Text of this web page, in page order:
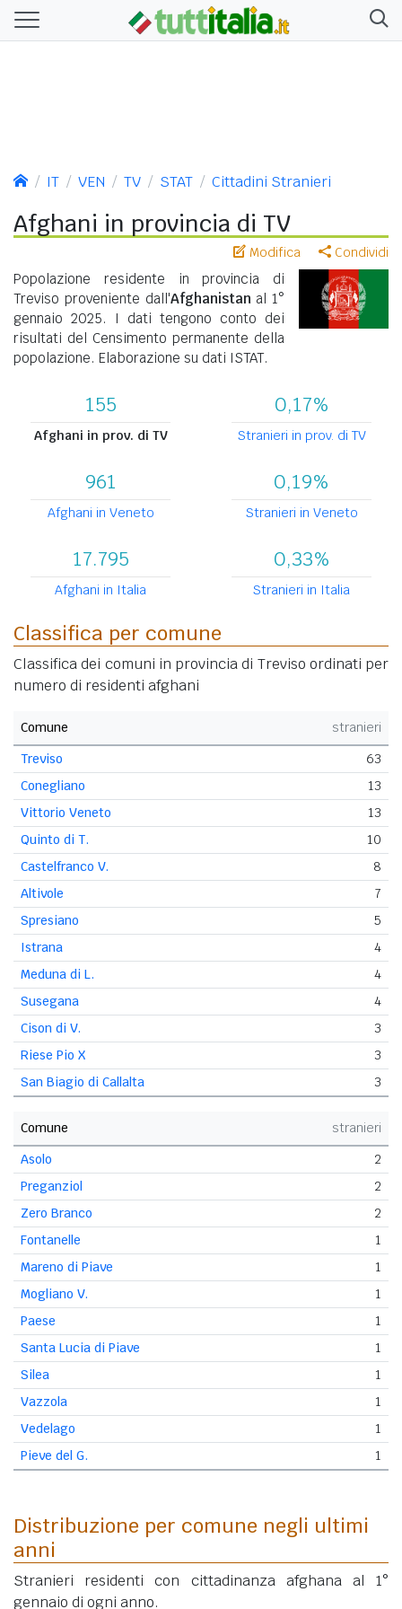
IT VEN TV STAT Cittadini Stranieri
Afghani in provincia di TV
Modifica Condividi
Popolazione residente in provincia di
Treviso proveniente dall'Afghanistan al 1°
gennaio 2025. I dati tengono conto dei
risultati del Censimento permanente della
popolazione. Elaborazione su dati ISTAT.
155
Afghani in prov. di TV
0,17%
Stranieri in prov. di TV
961
Afghani in Veneto
0,19%
Stranieri in Veneto
17.795
Afghani in Italia
0,33%
Stranieri in Italia
Classifica per comune
Classifica dei comuni in provincia di Treviso ordinati per
numero di residenti afghani
Comune
stranieri
Treviso
63
Conegliano
13
Vittorio Veneto
13
Quinto di T.
10
Castelfranco V.
8
Altivole
7
Spresiano
5
Istrana
4
Meduna di L.
4
Susegana
4
Cison di V.
3
Riese Pio X
3
San Biagio di Callalta
3
Comune
stranieri
Asolo
2
Preganziol
2
Zero Branco
2
Fontanelle
1
Mareno di Piave
1
Mogliano V.
1
Paese
1
Santa Lucia di Piave
1
Silea
1
Vazzola
1
Vedelago
1
Pieve del G.
1
Distribuzione per comune negli ultimi
anni
Stranieri residenti con cittadinanza afghana al 1°
gennaio di ogni anno.